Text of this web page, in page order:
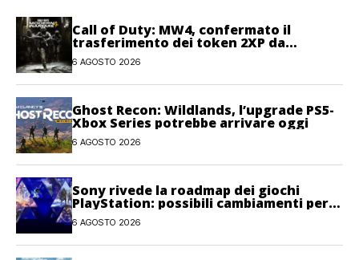
Call of Duty: MW4, confermato il
trasferimento dei token 2XP da
Warzone e Black Ops 7
6 AGOSTO 2026
Ghost Recon: Wildlands, l’upgrade PS5-
Xbox Series potrebbe arrivare oggi
6 AGOSTO 2026
Sony rivede la roadmap dei giochi
PlayStation: possibili cambiamenti per
l’anno fiscale 2026
6 AGOSTO 2026